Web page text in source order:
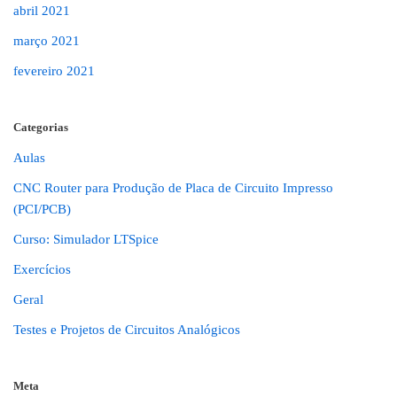
abril 2021
março 2021
fevereiro 2021
Categorias
Aulas
CNC Router para Produção de Placa de Circuito Impresso
(PCI/PCB)
Curso: Simulador LTSpice
Exercícios
Geral
Testes e Projetos de Circuitos Analógicos
Meta